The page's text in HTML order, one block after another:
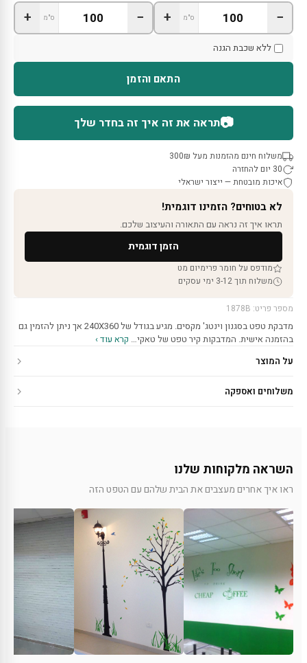
− ס"מ +
− ס"מ +
ללא שכבת הגנה
התאם והזמן
📷תראה את זה איך זה בחדר שלך
משלוח חינם מהזמנות מעל 300₪
30 יום להחזרה
איכות מובטחת — ייצור ישראלי
לא בטוחים? הזמינו דוגמית!
תראו איך זה נראה עם התאורה והעיצוב שלכם.
הזמן דוגמית
מודפס על חומר פרימיום מט
משלוח תוך 3-12 ימי עסקים
מספר פריט: 1878B
מדבקת טפט בסגנון וינטג' מקסים. מגיע בגודל של 240X360 אך ניתן להזמין גם
בהזמנה אישית. המדבקות קיר טפט של טאקי… קרא עוד ›
על המוצר
משלוחים ואספקה
השראה מלקוחות שלנו
ראו איך אחרים מעצבים את הבית שלהם עם הטפט הזה